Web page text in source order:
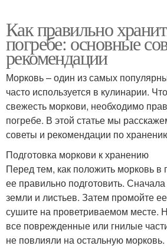
Как правильно
погребе: основные
рекомендации
Морковь – один из самых
часто используется в кулинарии.
свежесть моркови, необходимо
погребе. В этой статье мы
советы и рекомендации по
Подготовка моркови к хранению
Перед тем, как положить морковь в
ее правильно подготовить.
земли и листьев. Затем промойте
сушите на проветриваемом месте.
все поврежденные или гнилые
не повлияли на остальную морковь.